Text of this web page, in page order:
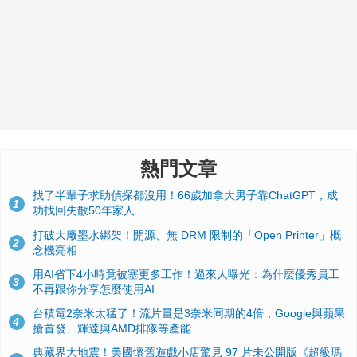
熱門文章
1
找了半輩子求助偵探都沒用！66歲加拿大男子靠ChatGPT，成
功找回失散50年家人
2
打破大廠墨水綁架！開源、無 DRM 限制的「Open Printer」概
念機亮相
3
用AI省下4小時竟被塞更多工作！過來人曝光：為什麼優秀員工
不再跟你分享怎麼使用AI
4
台積電2奈米太猛了！流片量是3奈米同期的4倍，Google與蘋果
搶首發、輝達與AMD排隊等產能
典藏界大地震！美國懷舊遊戲小店驚見 97 片未公開版《超級瑪